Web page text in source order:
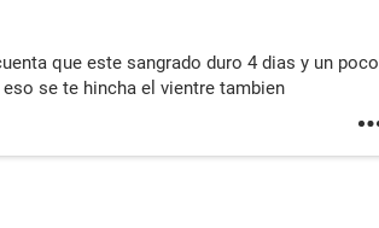
que este sangrado duro 4 dias y un poco
se te hincha el vientre tambien